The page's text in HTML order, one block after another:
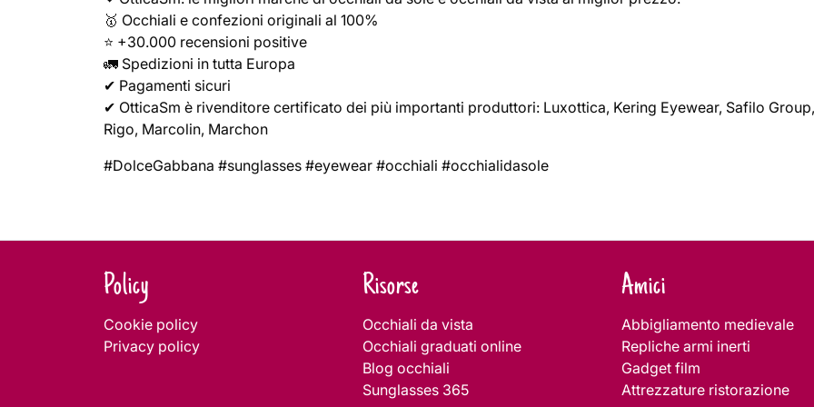
🥇 Occhiali e confezioni originali al 100%
⭐ +30.000 recensioni positive
🚛 Spedizioni in tutta Europa
✔ Pagamenti sicuri
✔ OtticaSm è rivenditore certificato dei più importanti produttori: Luxottica, Kering Eyewear, Safilo
Rigo, Marcolin, Marchon
#DolceGabbana #sunglasses #eyewear #occhiali #occhialidasole
Navigazione
articoli
Policy
Cookie policy
Privacy policy
Risorse
Occhiali da vista
Occhiali graduati online
Blog occhiali
Sunglasses 365
Amici
Abbigliamento medievale
Repliche armi inerti
Gadget film
Attrezzature ristorazione